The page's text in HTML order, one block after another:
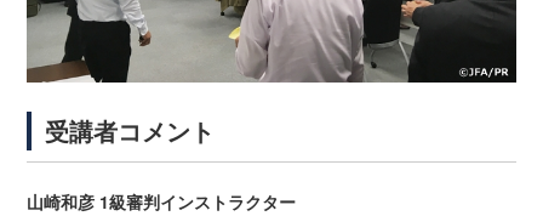
受講者コメント
山崎和彦 1級審判インストラクター